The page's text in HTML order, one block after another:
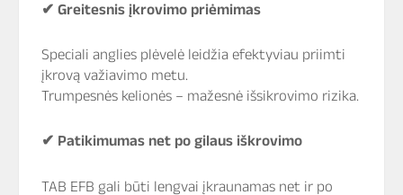
✔ Greitesnis įkrovimo priėmimas
Speciali anglies plėvelė leidžia efektyviau priimti
įkrovą važiavimo metu.
Trumpesnės kelionės – mažesnė išsikrovimo rizika.
✔ Patikimumas net po gilaus iškrovimo
TAB EFB gali būti lengvai įkraunamas net ir po